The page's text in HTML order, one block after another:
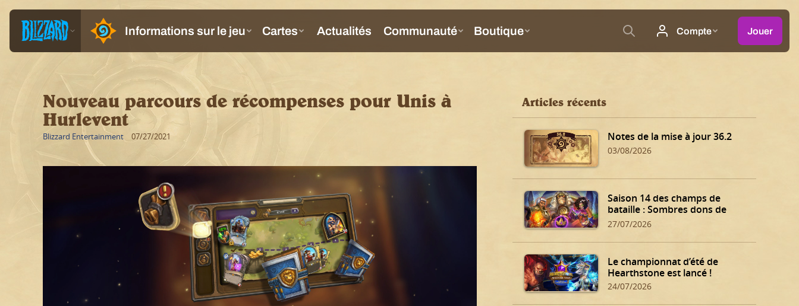
Nouveau parcours de récompenses pour Unis à
Hurlevent
Blizzard Entertainment 07/27/2021
Articles récents
Notes de la mise à jour 36.2
03/08/2026
Saison 14 des champs de
bataille : Sombres dons de
Dalaran !
27/07/2026
Le championnat d’été de
Hearthstone est lancé !
24/07/2026